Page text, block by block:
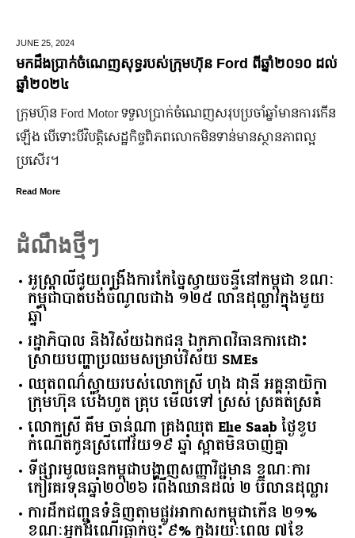
២០១០ ដល់
នការកើន
ាពល្អ
មកស្គាល់ពីប្រេននៃ​ fashion គ្រឿងពេជ្ររបស់សេដ្ឋី
មហាជន​ពិតជា​ស្គាល់​សេដ្ឋី​នី ម៉ៅ ចំណាន បាន​យ៉ាង​ច្បា
កិត្តិយស កេរ្តិ៍ឈ្មោះ និង​ស្នាដៃ​ក្នុង​សង្គម។ សេដ្ឋី​នី​រូប​នេ
ដំណឹងថ្មីៗ
អូស្ត្រាលី​ជួយ​ពង្រឹង​ការ​កែច្នៃ​ស្វាយចន្ទី​នៅ​កម្ពុជា​ ​ខណៈ​
កម្ពុជា​បាត់បង់​ចំណូល​ជាង​ ​១២៥​ ​លាន​ដុល្លារ​ក្នុង​មួយ​
ឆ្នាំ​
រដ្ឋាភិបាល​ ​និង​វិស័យ​ឯកជន ​ឯកភាព​វិធានការ​ដោះ
ស្រាយ​បញ្ហា​ប្រឈម​​សម្រាប់​វិស័យ​ ​SMEs​
ឈុតពណ៌ស្វាយរបស់លោកស្រី ហុង ដានី អគ្គ​នាយិកា​
ក្រុមហ៊ុន ប៉េងហួត គ្រុប មើលទៅ ស្រស់ ស្រគត់ស្រគំ
លោកស្រី គឹម ចាន់ណា គ្រងឈុត Elie Saab ថ្ងៃខួប
កំណើតកូនស្រីពៅវ័យ១៩ ឆ្នាំ ស្អាតមិនចាញ់គ្នា
ទីផ្សារ​មូលធន​កម្ពុជា​បង្ហាញ​សញ្ញា​វិជ្ជមាន​ ​ខណៈ​ការ​
កៀរគរ​ទុន​ឆ្នាំ​២០២៦​ ​រំពឹង​ឈានដល់​ ​២​ ​ប៊ីលាន​ដុល្លារ​
ការដឹកជញ្ជូនទំនិញតាមផ្លូវអាកាសកម្ពុជាកើន ២១%
ខណៈអ្នកដំណើរធ្លាក់ចុះ ៩% ក្នុងរយៈពេល ៧ខែ